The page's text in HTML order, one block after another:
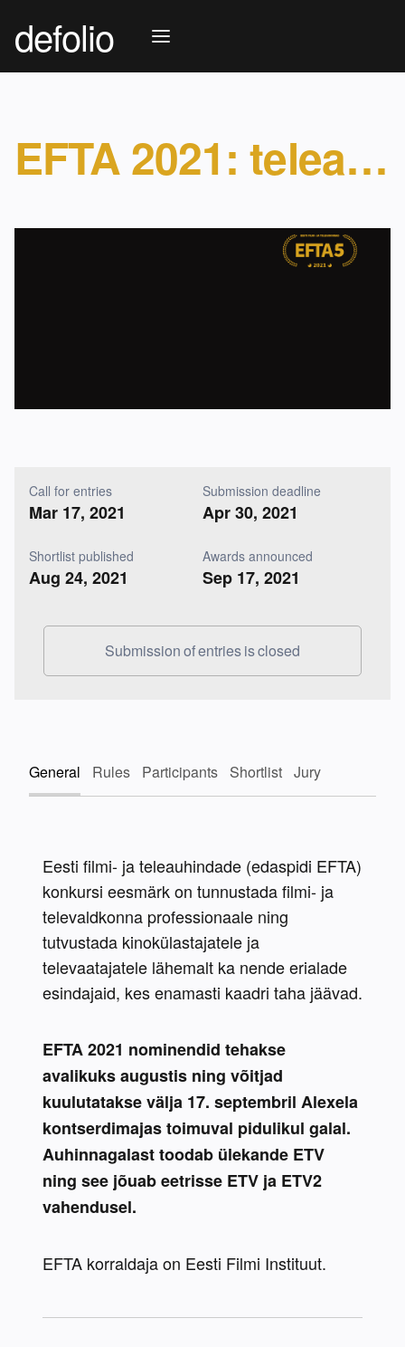
defolio
EFTA 2021: teleauhindade konkurss
Call for entries
Mar 17, 2021
Submission deadline
Apr 30, 2021
Shortlist published
Aug 24, 2021
Awards announced
Sep 17, 2021
Submission of entries is closed
General Rules Participants Shortlist Jury
Eesti filmi- ja teleauhindade (edaspidi EFTA)
konkursi eesmärk on tunnustada filmi- ja
televaldkonna professionaale ning
tutvustada kinokülastajatele ja
televaatajatele lähemalt ka nende erialade
esindajaid, kes enamasti kaadri taha jäävad.
EFTA 2021 nominendid tehakse
avalikuks augustis ning võitjad
kuulutatakse välja 17. septembril Alexela
kontserdimajas toimuval pidulikul galal.
Auhinnagalast toodab ülekande ETV
ning see jõuab eetrisse ETV ja ETV2
vahendusel.
EFTA korraldaja on Eesti Filmi Instituut.